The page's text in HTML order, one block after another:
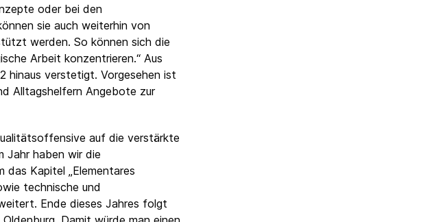
oder bei den
sie auch weiterhin von
werden. So können sich die
Arbeit konzentrieren.“ Aus
hinaus verstetigt. Vorgesehen ist
Alltagshelfern Angebote zur
auf die verstärkte
Jahr haben wir die
das Kapitel „Elementares
technische und
Ende dieses Jahres folgt